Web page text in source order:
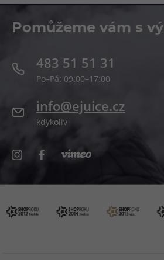
Pomůžeme vám s
483 51 51 31
Po–Pá: 09:00–17:00
info@ejuice.cz
kdykoliv